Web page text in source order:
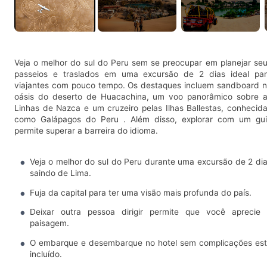
Veja o melhor do sul do Peru sem se preocupar em planejar
passeios e traslados em uma excursão de 2 dias ideal
viajantes com pouco tempo. Os destaques incluem sandboard
oásis do deserto de Huacachina, um voo panorâmico sobre
Linhas de Nazca e um cruzeiro pelas Ilhas Ballestas,
como Galápagos do Peru . Além disso, explorar com um
permite superar a barreira do idioma.
Veja o melhor do sul do Peru durante uma excursão de 2
saindo de Lima.
Fuja da capital para ter uma visão mais profunda do país.
Deixar outra pessoa dirigir permite que você aprecie
paisagem.
O embarque e desembarque no hotel sem complicações
incluído.